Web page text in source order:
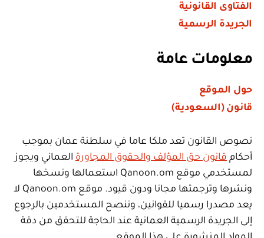
الفتاوى القانونية
الجريدة الرسمية
معلومات عامة
حول الموقع
قانون (السعودية)
نصوص القانون تعد ملكا عاما في سلطنة عمان بموجب
أحكام قانون حق المؤلف والحقوق المجاورة العماني ويجوز
لمستخدمي موقع Qanoon.om استعمالها ونسخها
ونشرها وترجمتها مجانا ودون قيود. موقع Qanoon.om لا
يعد مصدرا رسميا للقوانين، وننصح المستخدمين بالرجوع
إلى الجريدة الرسمية العمانية عند الحاجة للتحقق من دقة